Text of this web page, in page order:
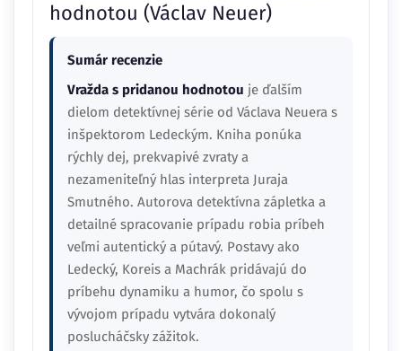
hodnotou (Václav Neuer)
Sumár recenzie
Vražda s pridanou hodnotou je ďalším
dielom detektívnej série od Václava Neuera s
inšpektorom Ledeckým. Kniha ponúka
rýchly dej, prekvapivé zvraty a
nezameniteľný hlas interpreta Juraja
Smutného. Autorova detektívna zápletka a
detailné spracovanie prípadu robia príbeh
veľmi autentický a pútavý. Postavy ako
Ledecký, Koreis a Machrák pridávajú do
príbehu dynamiku a humor, čo spolu s
vývojom prípadu vytvára dokonalý
poslucháčsky zážitok.